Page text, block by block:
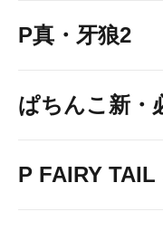
P真・牙狼2
ぱちんこ新・
P FAIRY